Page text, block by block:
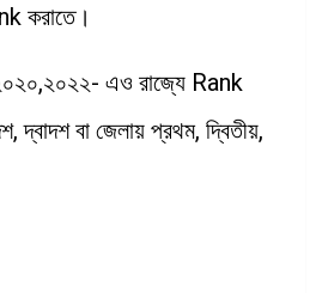
করাতে।
২০২০,২০২২- এও রাজ্যে Rank
বা জেলায় প্রথম, দ্বিতীয়,